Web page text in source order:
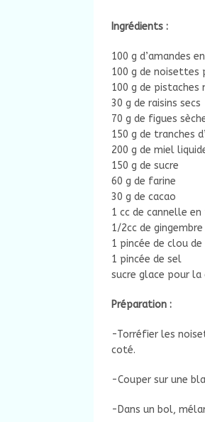
Ingrédients :
100 g d’amandes
100 g de noisettes
100 g de pistaches
30 g de raisins secs
70 g de figues
150 g de tranches
200 g de miel
150 g de sucre
60 g de farine
30 g de cacao
1 cc de cannelle en
1/2cc de gingembre
1 pincée de clou
1 pincée de sel
sucre glace pour la
Préparation :
-Torréfier les
coté.
-Couper sur une
-Dans un bol,